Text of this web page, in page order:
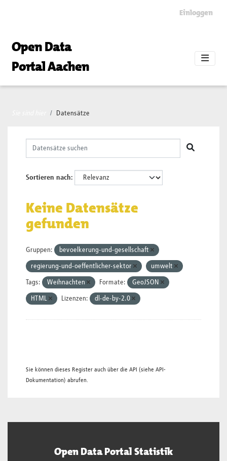
Einloggen
Open Data
Portal Aachen
Datensätze
Sortieren nach
Keine Datensätze
gefunden
Gruppen: bevoelkerung-und-gesellschaft
regierung-und-oeffentlicher-sektor umwelt
Tags: Weihnachten Formate: GeoJSON
HTML Lizenzen: dl-de-by-2.0
Sie können dieses Register auch über die API (siehe API-
Dokumentation) abrufen.
Open Data Portal Statistik